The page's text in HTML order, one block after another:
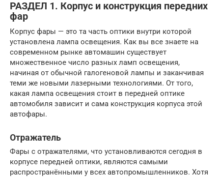
РАЗДЕЛ 1. Корпус и конструкция передних
фар
Корпус фары — это та часть оптики внутри которой
установлена лампа освещения. Как вы все знаете на
современном рынке автомашин существует
множественное число разных ламп освещения,
начиная от обычной галогеновой лампы и заканчивая
теми же новыми лазерными технологиями. От того,
какая лампа освещения стоит в передней оптике
автомобиля зависит и сама конструкция корпуса этой
автофары.
Отражатель
Фары с отражателями, что установливаются сегодня в
корпусе передней оптики, являются самыми
распространёнными у всех автопромышленников. Хотя